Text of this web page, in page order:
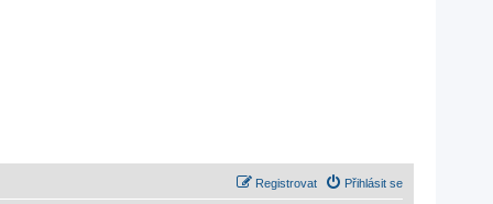
Přihlásit se
Registrovat